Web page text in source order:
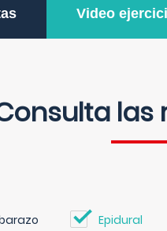
Video
las
Epidural